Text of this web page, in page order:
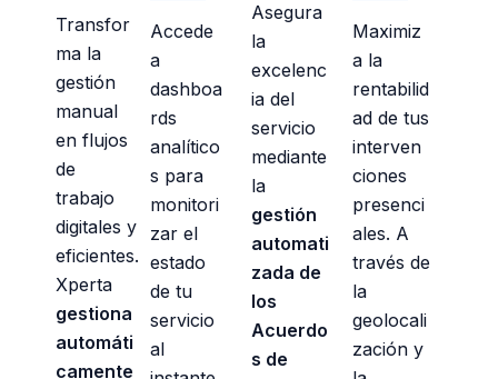
Transfor
ma la
gestión
manual
en flujos
de
trabajo
digitales y
eficientes.
Xperta
gestiona
automáti
camente
Accede
a
dashboa
rds
analítico
s para
monitori
zar el
estado
de tu
servicio
al
Asegura
la
excelenc
ia del
servicio
mediante
la
gestión
automati
zada de
los
Acuerdo
s de
Maximiz
a la
rentabilid
ad de tus
interven
ciones
presenci
ales. A
través de
la
geolocali
zación y